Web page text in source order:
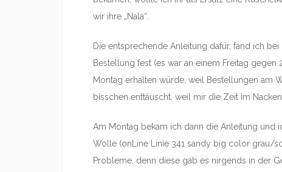
wir ihre „Nala“.
Die entsprechende Anleitung dafür, fand ich bei
Bestellung fest (es war an einem Freitag
Montag erhalten würde, weil Bestellungen am
bisschen enttäuscht, weil mir die Zeit im
Am Montag bekam ich dann die Anleitung
Wolle (onLine Linie 341 sandy big color grau/
Probleme, denn diese gab es nirgends in der